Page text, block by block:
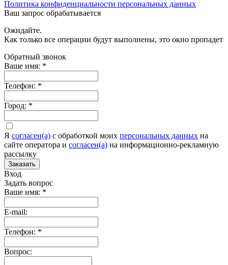
Политика конфиденциальности персональных данных
Ваш запрос обрабатывается
Ожидайте.
Как только все операции будут выполнены, это окно пропадет
Обратный звонок
Ваше имя: *
Телефон: *
Город: *
Я согласен(а) c обработкой моих персональных данных на
сайте оператора и согласен(а) на информационно-рекламную
рассылку
Заказать
Вход
Задать вопрос
Ваше имя: *
E-mail:
Телефон: *
Вопрос: